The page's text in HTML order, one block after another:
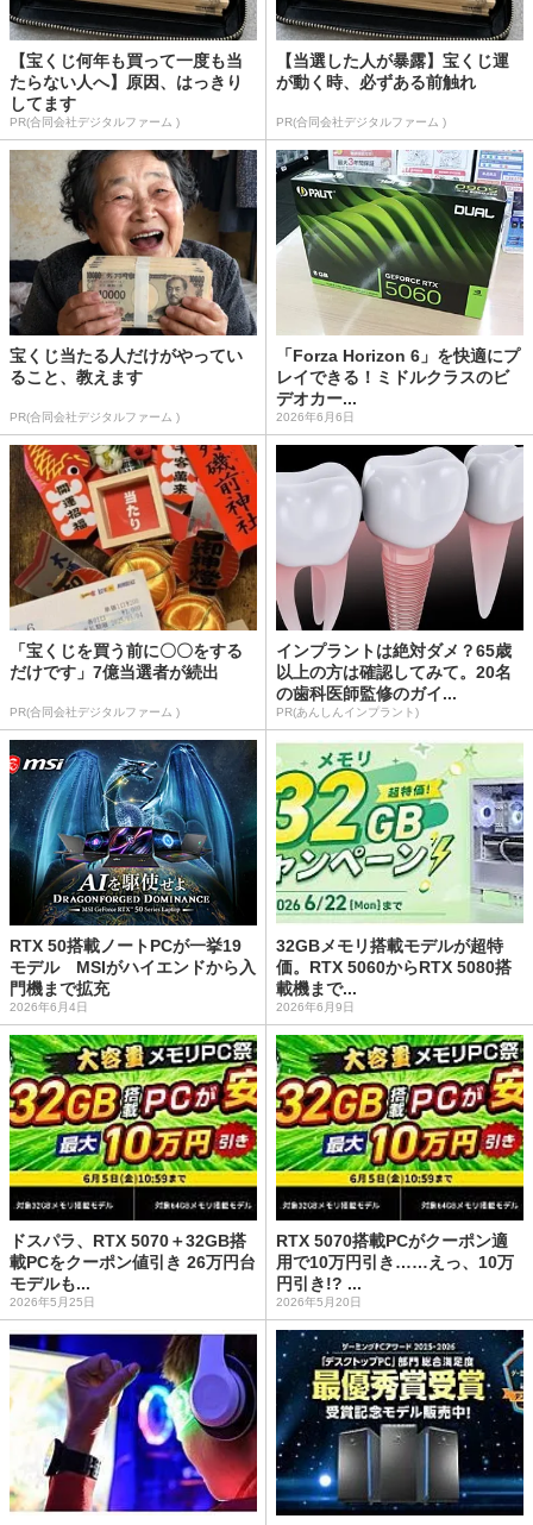
【宝くじ何年も買って一度も当
たらない人へ】原因、はっきり
してます
PR(合同会社デジタルファーム )
【当選した人が暴露】宝くじ運
が動く時、必ずある前触れ
PR(合同会社デジタルファーム )
宝くじ当たる人だけがやってい
ること、教えます
PR(合同会社デジタルファーム )
「Forza Horizon 6」を快適にプ
レイできる！ミドルクラスのビ
デオカー...
2026年6月6日
「宝くじを買う前に〇〇をする
だけです」7億当選者が続出
PR(合同会社デジタルファーム )
インプラントは絶対ダメ？65歳
以上の方は確認してみて。20名
の歯科医師監修のガイ...
PR(あんしんインプラント)
RTX 50搭載ノートPCが一挙19
モデル MSIがハイエンドから入
門機まで拡充
2026年6月4日
32GBメモリ搭載モデルが超特
価。RTX 5060からRTX 5080搭
載機まで...
2026年6月9日
ドスパラ、RTX 5070＋32GB搭
載PCをクーポン値引き 26万円台
モデルも...
2026年5月25日
RTX 5070搭載PCがクーポン適
用で10万円引き……えっ、10万
円引き!? ...
2026年5月20日